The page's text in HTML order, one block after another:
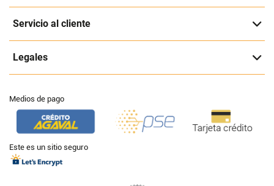
Servicio al cliente
Legales
Medios de pago
Este es un sitio seguro